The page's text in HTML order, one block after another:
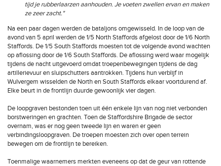
tijd je rubberlaarzen aanhouden. Je voeten zwellen ervan en maken
ze zeer zacht."
Na een paar dagen werden de bataljons omgewisseld. In de loop van de
avond van 5 april werden de 1/5 North Staffords afgelost door de 1/6 North
Staffords. De 1/5 South Staffords moesten tot de volgende avond wachten
op aflossing door de 1/6 South Staffords. De aflossing werd waar mogelijk
tijdens de nacht uitgevoerd omdat troepenbewegingen tijdens de dag
artillerievuur en sluipschutters aantrokken. Tijdens hun verblijf in
Wulvergem wisselden de North en South Staffords elkaar voortdurend af.
Elke beurt in de frontlijn duurde gewoonlijk vier dagen.
De loopgraven bestonden toen uit één enkele lijn van nog niet verbonden
borstweringen en grachten. Toen de Staffordshire Brigade de sector
overnam, was er nog geen tweede lijn en waren er geen
verbindingsloopgraven. De troepen moesten zich over open terrein
bewegen om de frontlijn te bereiken.
Toenmalige waarnemers merkten eveneens op dat de geur van rottende